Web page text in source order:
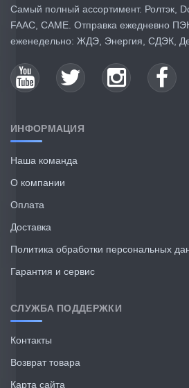
Самый полный ассортимент. Ролтэк,
FAAC, CAME. Отправка ежедневно
еженедельно: ЖДЭ, Энергия, СДЭК,
ИНФОРМАЦИЯ
Наша команда
О компании
Оплата
Доставка
Политика обработки персональных
Гарантия и сервис
СЛУЖБА ПОДДЕРЖКИ
Контакты
Возврат товара
Карта сайта